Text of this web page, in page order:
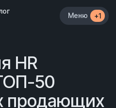
Меню +1
HR
50
продающих